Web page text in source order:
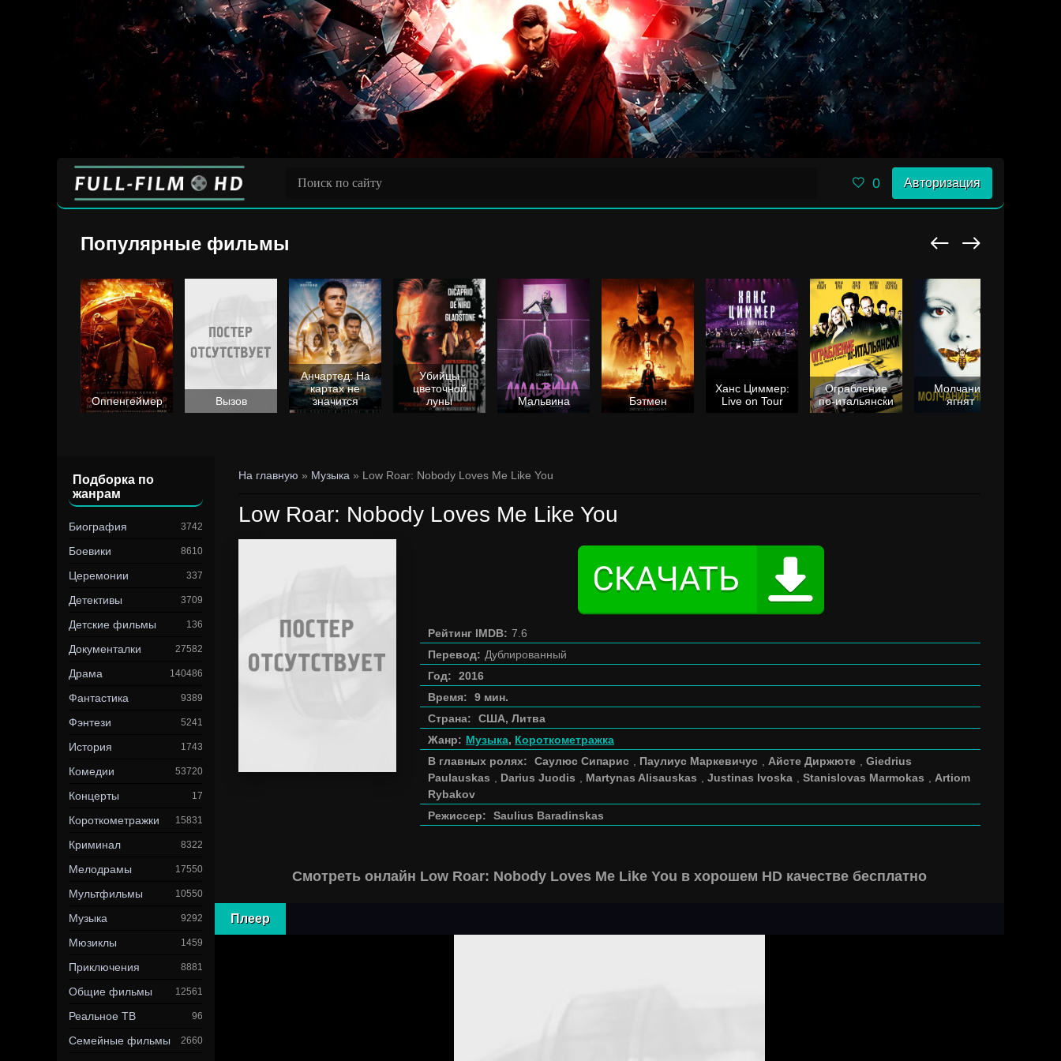
0 Авторизация
Популярные фильмы
Оппенгеймер Вызов
Анчартед: На
картах не
значится
Убийцы
цветочной
луны
Мальвина Бэтмен
Ханс Циммер:
Live on Tour
Ограбление
по-итальянски
Молчание
ягнят
Подборка по
жанрам
Биография 3742
Боевики 8610
Церемонии 337
Детективы 3709
Детские фильмы 136
Документалки 27582
Драма 140486
Фантастика 9389
Фэнтези 5241
История 1743
Комедии 53720
Концерты 17
Короткометражки 15831
Криминал 8322
Мелодрамы 17550
Мультфильмы 10550
Музыка 9292
Мюзиклы 1459
Приключения 8881
Общие фильмы 12561
Реальное ТВ 96
Семейные фильмы 2660
На главную » Музыка » Low Roar: Nobody Loves Me Like You
Low Roar: Nobody Loves Me Like You
Рейтинг IMDB: 7.6
Перевод: Дублированный
Год:
2016
Время:
9 мин.
Страна:
США, Литва
Жанр: Музыка, Короткометражка
В главных ролях:
Саулюс Сипарис Паулиус Маркевичус Айсте Диржюте
Giedrius
Paulauskas
Darius Juodis Martynas Alisauskas Justinas Ivoska Stanislovas Marmokas
Artiom
Rybakov
Режиссер:
Saulius Baradinskas
Смотреть онлайн Low Roar: Nobody Loves Me Like You в хорошем HD качестве бесплатно
Плеер